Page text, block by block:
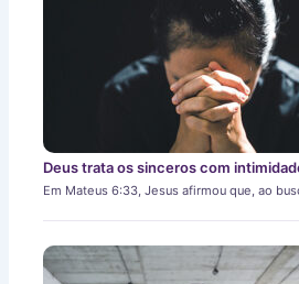
Deus trata os sinceros com
Em Mateus 6:33, Jesus afirmou que, ao